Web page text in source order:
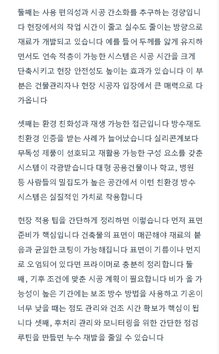
둘째는 사용 편의성과 시공 간소화를 추구하는 경향입니
다 현장에서의 작업 시간이 줄고 실수도 줄이는 방향으로
재료가 개발되고 있습니다 예를 들어 두께를 얇게 유지하
면서도 연속 적층이 가능한 시스템은 시공 시간을 크게
단축시키고 현장 안전성도 높이는 효과가 있습니다 이 부
분은 건물관리자나 현장 시공자 입장에서 큰 매력으로 다
가옵니다
셋째는 환경 친화성과 재생 가능한 접근입니다 방수재도
친환경 인증을 받는 사례가 늘어났습니다 실리콘계보다
무독성 제품이 선호되고 재활용 가능한 구성 요소를 갖춘
시스템이 각광받습니다 대형 공용건물이나 학교, 병원
등 사람들의 밀집도가 높은 공간에서 이런 친환경 방수
시스템은 실질적인 가치로 작용합니다
현장 적용 팁을 간단하게 정리하면 이렇습니다 먼저 표면
준비가 핵심입니다 건축물의 표면이 매끈해야 재료의 붙
음과 균일한 코팅이 가능해집니다 표면이 기름이나 먼지
로 오염되어 있다면 프라이머로 충분히 정리합니다 둘
째, 기후 조건에 맞춘 시공 계획이 필요합니다 비가 올 가
능성이 높은 기간에는 보조 방수 방법을 사용하고 기온이
너무 낮을 때는 점도 관리와 건조 시간 확보가 핵심이 됩
니다 셋째, 후처리 관리와 모니터링을 위한 간단한 점검
루틴을 만들면 누수 재발을 줄일 수 있습니다